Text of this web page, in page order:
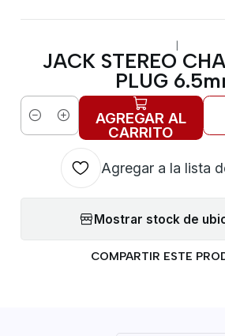
|
JACK STEREO
PLUG
Cantidad AGREGAR AL
CARRITO
Agregar a la lista
Mostrar stock de
COMPARTIR ESTE